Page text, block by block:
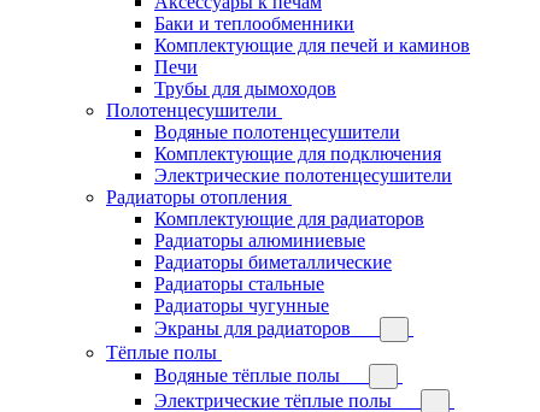
Баки и теплообменники
Комплектующие для печей и каминов
Печи
Трубы для дымоходов
Полотенцесушители
Водяные полотенцесушители
Комплектующие для подключения
Электрические полотенцесушители
Радиаторы отопления
Комплектующие для радиаторов
Радиаторы алюминиевые
Радиаторы биметаллические
Радиаторы стальные
Радиаторы чугунные
Экраны для радиаторов
Тёплые полы
Водяные тёплые полы
Электрические тёплые полы